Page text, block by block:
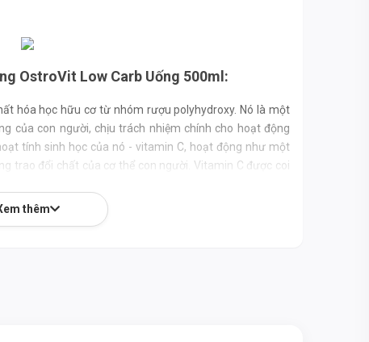
OstroVit Low Carb Uống 500ml:
hóa học hữu cơ từ nhóm rượu polyhydroxy. Nó là một
của con người, chịu trách nhiệm chính cho hoạt động
tính sinh học của nó - vitamin C, hoạt động như một
trao đổi chất của cơ thể con người. Vitamin C được coi
thêm